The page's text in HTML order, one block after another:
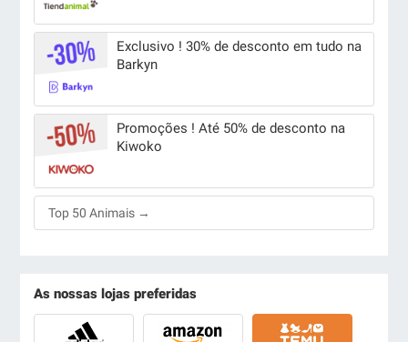
Exclusivo ! 30% de desconto em tudo na
Barkyn
Promoções ! Até 50% de desconto na
Kiwoko
Top 50 Animais →
As nossas lojas preferidas